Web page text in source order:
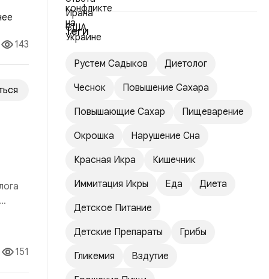
143
151
Теги
Рустем Садыков
Диетолог
Чеснок
Повышение Сахара
Повышающие Сахар
Пищеварение
Окрошка
Нарушение Сна
Красная Икра
Кишечник
Иммитация Икры
Еда
Диета
Детское Питание
Детские Препараты
Грибы
Гликемия
Вздутие